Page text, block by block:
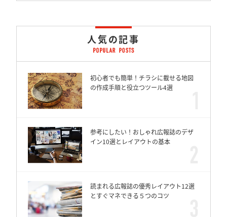
人気の記事
初心者でも簡単！チラシに載せる地図
の作成手順と役立つツール4選
参考にしたい！おしゃれ広報誌のデザ
イン10選とレイアウトの基本
読まれる広報誌の優秀レイアウト12選
とすぐマネできる５つのコツ